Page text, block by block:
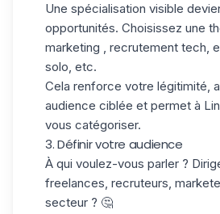
Une spécialisation visible
opportunités. Choisissez une
marketing , recrutement tech,
solo, etc.
Cela renforce votre légitimité,
audience ciblée et permet à
vous catégoriser.
3. Définir votre audience
À qui voulez-vous parler ?
freelances, recruteurs,
secteur ? 🤔